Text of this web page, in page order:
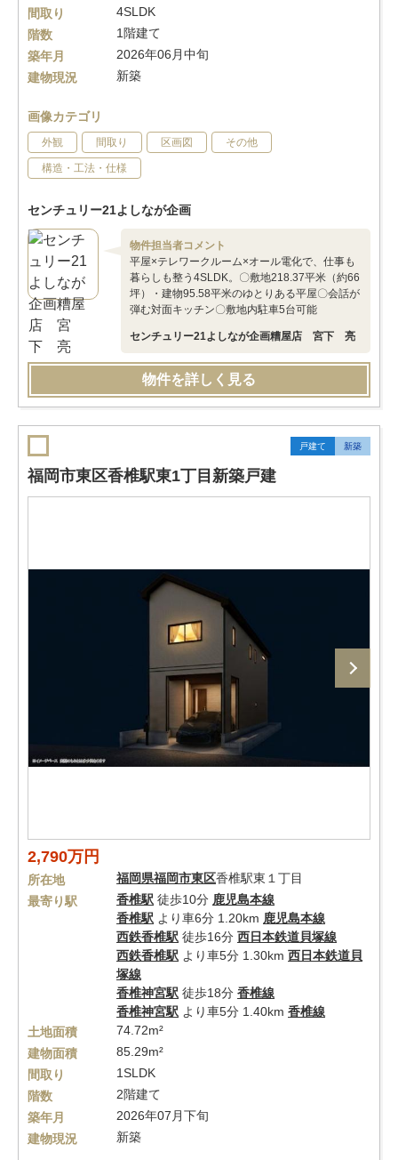
間取り
4SLDK
階数
1階建て
築年月
2026年06月中旬
建物現況
新築
画像カテゴリ
外観 間取り 区画図 その他
構造・工法・仕様
センチュリー21よしなが企画
物件担当者コメント
平屋×テレワークルーム×オール電化で、仕事も
暮らしも整う4SLDK。〇敷地218.37平米（約66
坪）・建物95.58平米のゆとりある平屋〇会話が
弾む対面キッチン〇敷地内駐車5台可能
センチュリー21よしなが企画糟屋店 宮下 亮
物件を詳しく見る
戸建て 新築
福岡市東区香椎駅東1丁目新築戸建
2,790万円
所在地 福岡県福岡市東区香椎駅東１丁目
最寄り駅
香椎駅 徒歩10分 鹿児島本線
香椎駅 より車6分 1.20km 鹿児島本線
西鉄香椎駅 徒歩16分 西日本鉄道貝塚線
西鉄香椎駅 より車5分 1.30km 西日本鉄道貝
塚線
香椎神宮駅 徒歩18分 香椎線
香椎神宮駅 より車5分 1.40km 香椎線
土地面積
74.72m²
建物面積
85.29m²
間取り
1SLDK
階数
2階建て
築年月
2026年07月下旬
建物現況
新築